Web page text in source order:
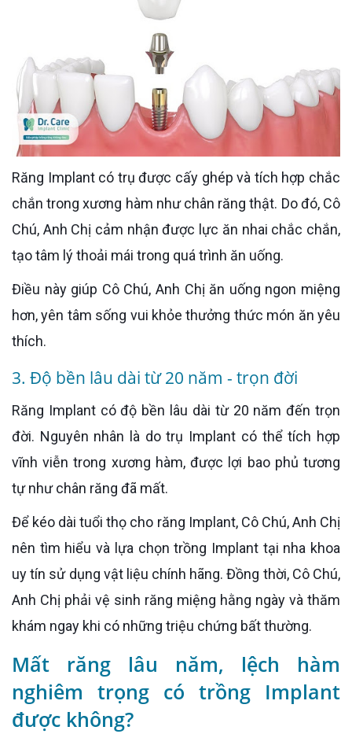
Răng Implant có trụ được cấy ghép và tích hợp chắc
chắn trong xương hàm như chân răng thật. Do đó, Cô
Chú, Anh Chị cảm nhận được lực ăn nhai chắc chắn,
tạo tâm lý thoải mái trong quá trình ăn uống.
Điều này giúp Cô Chú, Anh Chị ăn uống ngon miệng
hơn, yên tâm sống vui khỏe thưởng thức món ăn yêu
thích.
3. Độ bền lâu dài từ 20 năm - trọn đời
Răng Implant có độ bền lâu dài từ 20 năm đến trọn
đời. Nguyên nhân là do trụ Implant có thể tích hợp
vĩnh viễn trong xương hàm, được lợi bao phủ tương
tự như chân răng đã mất.
Để kéo dài tuổi thọ cho răng Implant, Cô Chú, Anh Chị
nên tìm hiểu và lựa chọn trồng Implant tại nha khoa
uy tín sử dụng vật liệu chính hãng. Đồng thời, Cô Chú,
Anh Chị phải vệ sinh răng miệng hằng ngày và thăm
khám ngay khi có những triệu chứng bất thường.
Mất răng lâu năm, lệch hàm
nghiêm trọng có trồng Implant
được không?